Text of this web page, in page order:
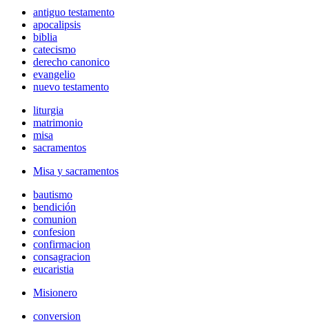
antiguo testamento
apocalipsis
biblia
catecismo
derecho canonico
evangelio
nuevo testamento
liturgia
matrimonio
misa
sacramentos
Misa y sacramentos
bautismo
bendición
comunion
confesion
confirmacion
consagracion
eucaristia
Misionero
conversion